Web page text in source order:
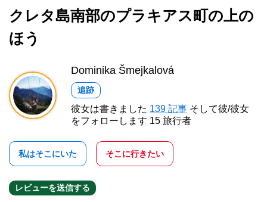
クレタ島南部のプラキアス町の上の
ほう
Dominika Šmejkalová
追跡
彼女は書きました 139 記事 そして彼/彼女
をフォローします 15 旅行者
私はそこにいた そこに行きたい
レビューを送信する